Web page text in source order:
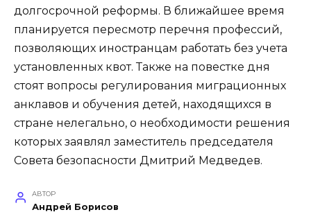
долгосрочной реформы. В ближайшее время
планируется пересмотр перечня профессий,
позволяющих иностранцам работать без учета
установленных квот. Также на повестке дня
стоят вопросы регулирования миграционных
анклавов и обучения детей, находящихся в
стране нелегально, о необходимости решения
которых заявлял заместитель председателя
Совета безопасности Дмитрий Медведев.
АВТОР
Андрей Борисов